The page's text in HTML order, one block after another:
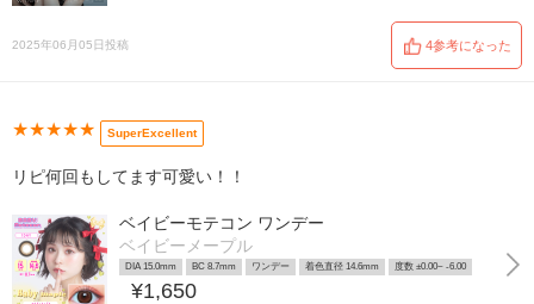
2025年06月05日投稿 4参考になった
★★★★★ SuperExcellent
リピ何回もしてます可愛い！！
ベイビーモテコン ワンデー
ベイビーメープル
DIA 15.0mm BC 8.7mm ワンデー 着色直径 14.6mm 度数 ±0.00~ -6.00
¥1,650